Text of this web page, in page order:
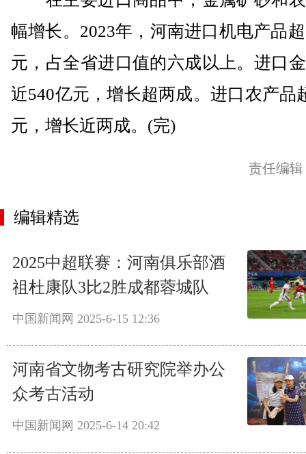
幅增长。2023年，河南进口机电产品
元，占全省进口值的六成以上。进口
近540亿元，增长超两成。进口农产品
元，增长近两成。(完)
责任编
编辑精选
2025中超联赛：河南俱乐部酒
祖杜康队3比2胜成都蓉城队
中国新闻网 2025-6-15 12:36
河南省文物考古研究院举办公
众考古活动
中国新闻网 2025-6-14 20:42